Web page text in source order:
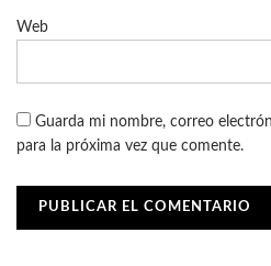
Web
Guarda mi nombre, correo
para la próxima vez que comente.